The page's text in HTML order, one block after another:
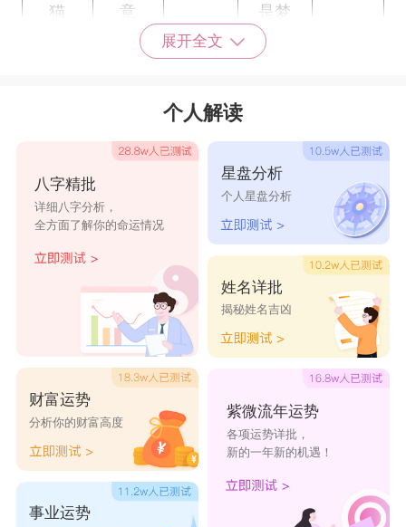
猫
意
是梦
单调
日落时
落日航
抹湖山
偽艺术
家
察者
說
偷喝汽
水
雾岛听
還原設
置
止入内
了
攫然 迟隐
停格 风裘
山稠
邮见 周庄 裹温
风致
逃昼
诡缩 觉树 遇之
展开全文
个人解读
八字精批
详细八字分析，
全方面了解你的命运情况
财富运势
分析你的财富高度
事业运势
星盘分析
个人星盘分析
姓名详批
揭秘姓名吉凶
紫微流年运势
各项运势详批，
新的一年新的机遇！